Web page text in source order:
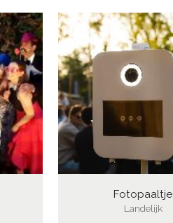
Fotopaaltje
Landelijk